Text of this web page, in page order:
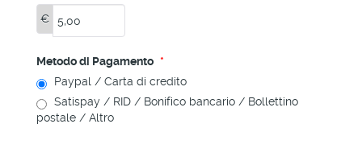
€
Metodo di Pagamento *
Paypal / Carta di credito
postale / Altro